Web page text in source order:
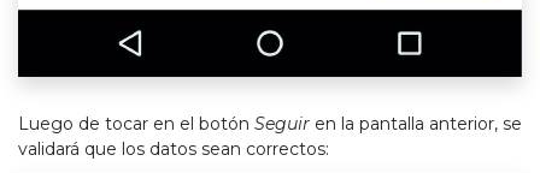
Luego de tocar en el botón Seguir en la pantalla anterior, se
validará que los datos sean correctos: